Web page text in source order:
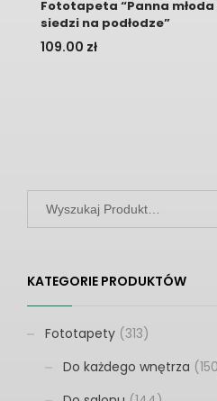
Fototapeta “Panna młoda
siedzi na podłodze”
109.00 zł
KATEGORIE PRODUKTÓW
Fototapety (313)
Do każdego wnętrza